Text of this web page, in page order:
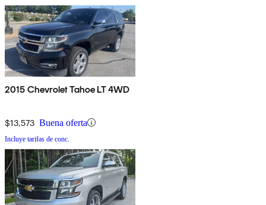
2015 Chevrolet Tahoe LT 4WD
$13,573 Buena oferta
Incluye tarifas de conc.